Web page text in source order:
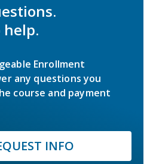
help.
Enrollment
any questions you
course and payment
INFO